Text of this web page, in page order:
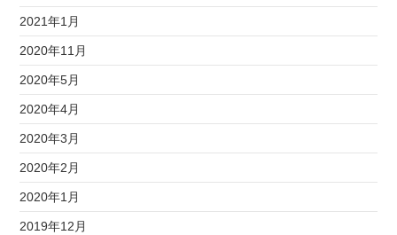
2021年1月
2020年11月
2020年5月
2020年4月
2020年3月
2020年2月
2020年1月
2019年12月